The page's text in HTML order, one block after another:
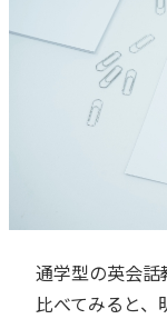
通学型の英会
比べてみると、